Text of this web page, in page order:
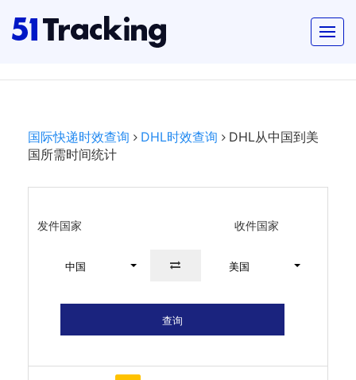
国际快递时效查询 DHL时效查询
DHL从中国到美
国所需时间统计
发件国家 收件国家
中国 美国
查询